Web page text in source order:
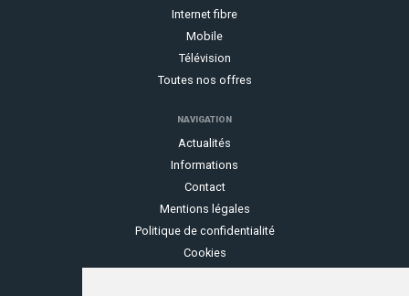
Internet fibre
Mobile
Télévision
Toutes nos offres
NAVIGATION
Actualités
Informations
Contact
Mentions légales
Politique de confidentialité
Cookies